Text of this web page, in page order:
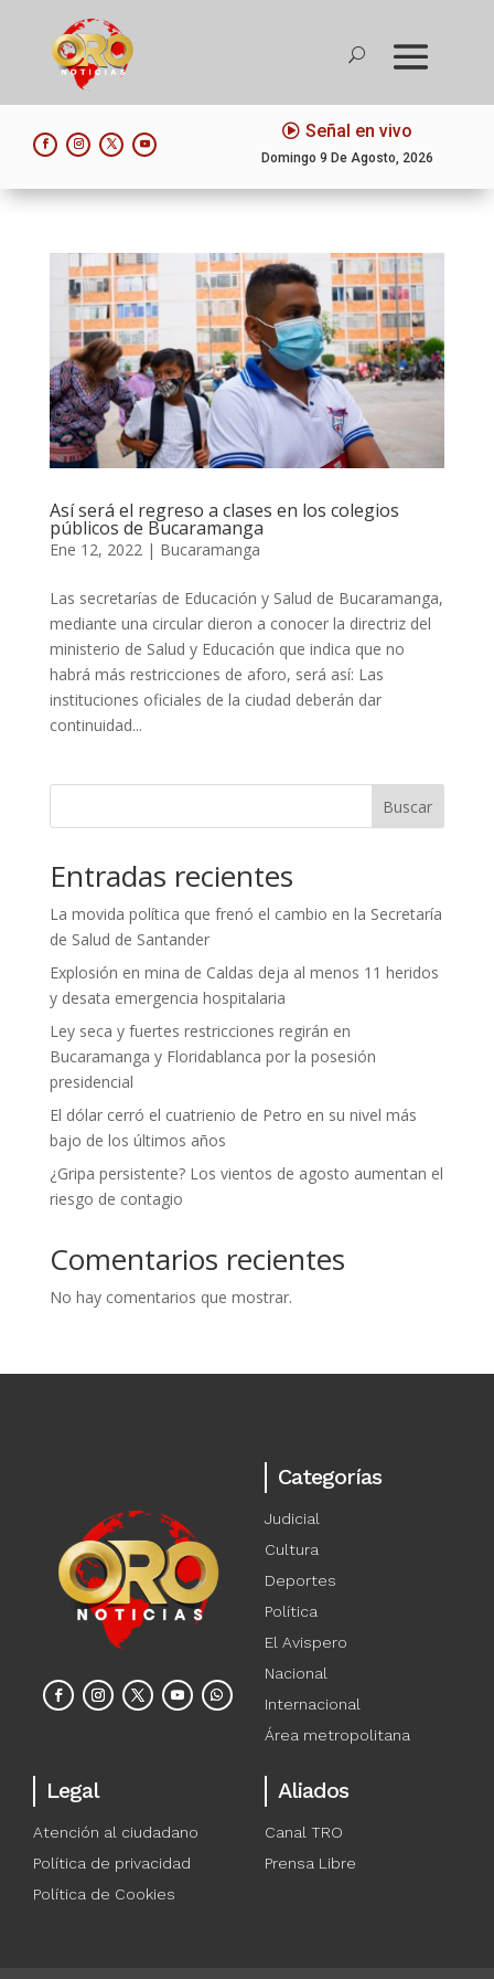
Señal en vivo
Domingo 9 De Agosto, 2026
Así será el regreso a clases en los colegios
públicos de Bucaramanga
Ene 12, 2022| Bucaramanga
Las secretarías de Educación y Salud de Bucaramanga,
mediante una circular dieron a conocer la directriz del
ministerio de Salud y Educación que indica que no
habrá más restricciones de aforo, será así: Las
instituciones oficiales de la ciudad deberán dar
continuidad...
Buscar
Entradas recientes
La movida política que frenó el cambio en la Secretaría
de Salud de Santander
Explosión en mina de Caldas deja al menos 11 heridos
y desata emergencia hospitalaria
Ley seca y fuertes restricciones regirán en
Bucaramanga y Floridablanca por la posesión
presidencial
El dólar cerró el cuatrienio de Petro en su nivel más
bajo de los últimos años
¿Gripa persistente? Los vientos de agosto aumentan el
riesgo de contagio
Comentarios recientes
No hay comentarios que mostrar.
Categorías
Judicial
Cultura
Deportes
Política
El Avispero
Nacional
Internacional
Área metropolitana
Legal
Atención al ciudadano
Política de privacidad
Política de Cookies
Aliados
Canal TRO
Prensa Libre